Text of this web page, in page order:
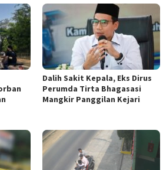
Dalih Sakit Kepala, Eks Dirus
Perumda Tirta Bhagasasi
Mangkir Panggilan Kejari